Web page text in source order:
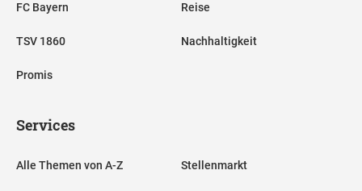
FC Bayern
TSV 1860
Promis
Reise
Nachhaltigkeit
Services
Alle Themen von A-Z Stellenmarkt